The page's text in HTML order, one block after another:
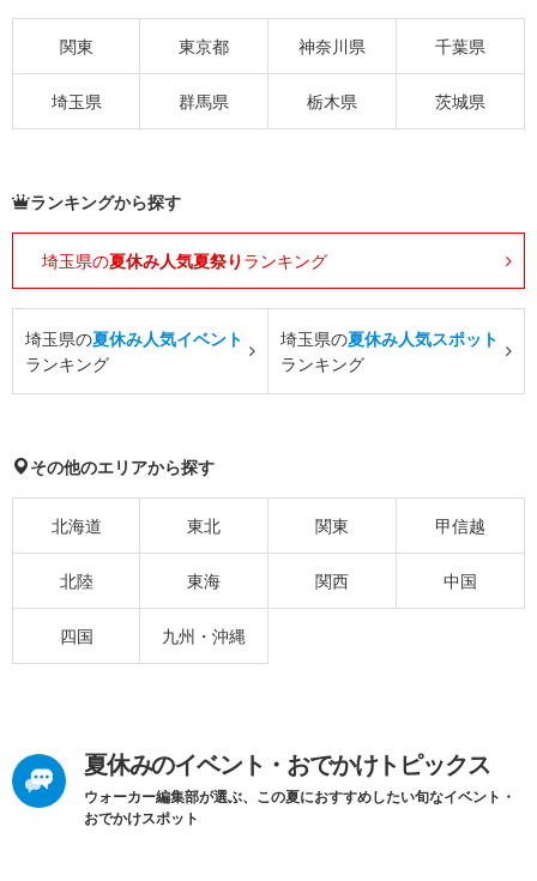
関東 東京都 神奈川県 千葉県
埼玉県 群馬県 栃木県 茨城県
ランキングから探す
埼玉県の夏休み人気夏祭り ランキング
埼玉県の夏休み人気イベント
ランキング
埼玉県の夏休み人気スポット
ランキング
その他のエリアから探す
北海道 東北 関東 甲信越
北陸 東海 関西 中国
四国 九州・沖縄
夏休みのイベント・おでかけトピックス
ウォーカー編集部が選ぶ、この夏におすすめしたい旬なイベント・
おでかけスポット